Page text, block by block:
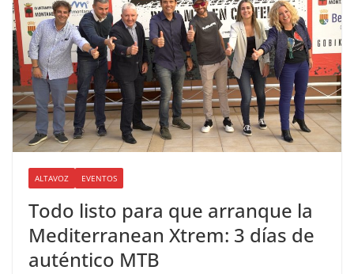
ALTAVOZ EVENTOS
Todo listo para que arranque la
Mediterranean Xtrem: 3 días de
auténtico MTB